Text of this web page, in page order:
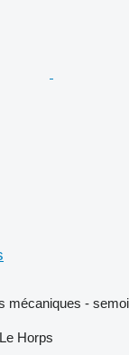
mécaniques -
Horps